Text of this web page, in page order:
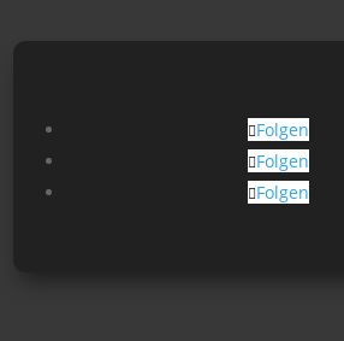
Folgen
Folgen
Folgen